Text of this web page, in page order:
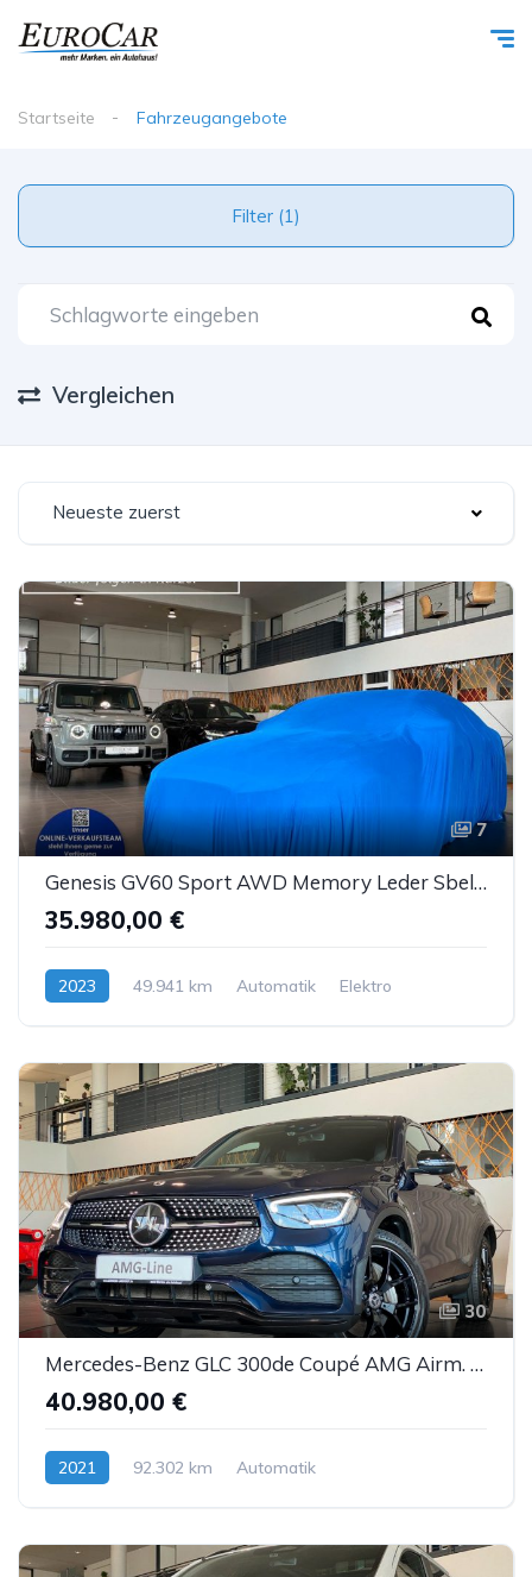
Startseite Fahrzeugangebote
Filter (1)
Vergleichen
Neueste zuerst
7
Genesis GV60 Sport AWD Memory Leder Sbel Panorama ACC
35.980,00 €
2023 49.941 km Automatik Elektro
30
Mercedes-Benz GLC 300de Coupé AMG Airm. Burm. Sbel HUD DTR AHK
40.980,00 €
2021 92.302 km
Automatik